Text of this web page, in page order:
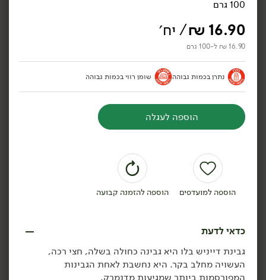
/ יח׳
גבינת שָׂרַי 25%
'משק שוורץ'
200 גרם
הוספה לסל
גבינת קממבר 'חרמון' 19%
'משק שוורץ'
/ יח׳
100 גרם
16.90
₪/ יח׳
16.90 ₪ ל-100 גרם
נתרן בכמות גבוהה שומן רווי בכמות גבוהה
הוספה לעגלה
הוספה למועדפים הוספה להזמנה קבועה
כדאי לדעת
גבינת דייניש בלו היא גבינה כחולה בשלה, חצי רכה,
העשויה מחלב בקר. היא נחשבת לאחת הגבינות
המפורסמות ביותר שמגיעות מדנמרק.